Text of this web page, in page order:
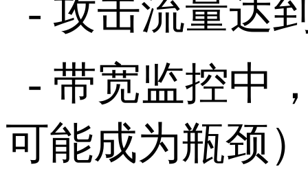
- 攻击流量达
- 带宽监控中
可能成为瓶颈